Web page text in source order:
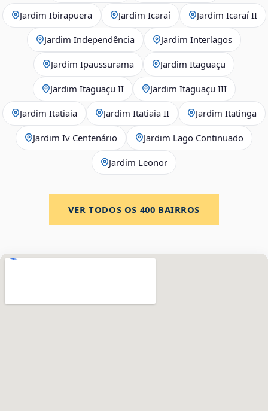
Jardim Ibirapuera Jardim Icaraí Jardim Icaraí II
Jardim Independência Jardim Interlagos
Jardim Ipaussurama Jardim Itaguaçu
Jardim Itaguaçu II Jardim Itaguaçu III
Jardim Itatiaia Jardim Itatiaia II Jardim Itatinga
Jardim Iv Centenário Jardim Lago Continuado
Jardim Leonor
VER TODOS OS 400 BAIRROS